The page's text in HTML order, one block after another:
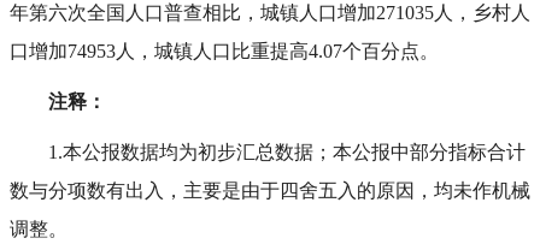
年第六次全国人口普查相比，城镇人口增加271035人，乡村人
口增加74953人，城镇人口比重提高4.07个百分点。
注释：
1.本公报数据均为初步汇总数据；本公报中部分指标合计
数与分项数有出入，主要是由于四舍五入的原因，均未作机械
调整。